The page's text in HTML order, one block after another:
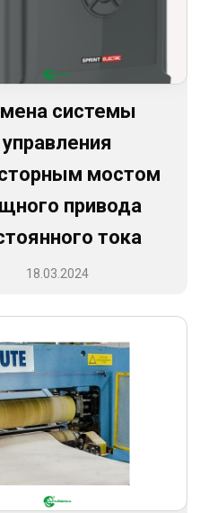
системы
управления
мостом
привода
тока
18.03.2024